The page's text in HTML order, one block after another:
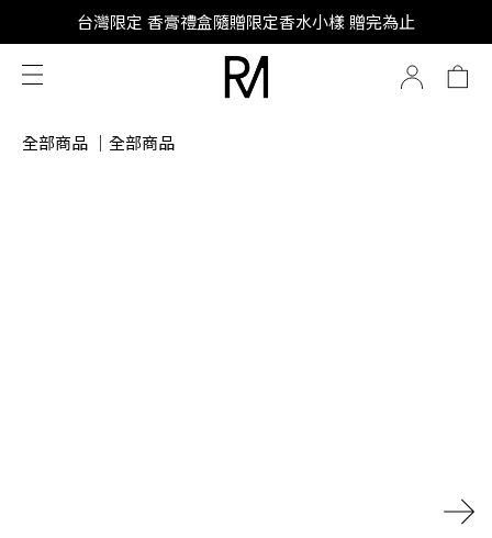
SUPER JUNIOR-D&E 全新代言
台灣限定 香膏禮盒隨贈限定香水小樣 贈完為止
SUPER JUNIOR-D&E 全新代言
全部商品 全部商品